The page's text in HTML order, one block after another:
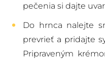
pečenia si dajte
Do hrnca nalejte
prevrieť a pridajte
Pripraveným